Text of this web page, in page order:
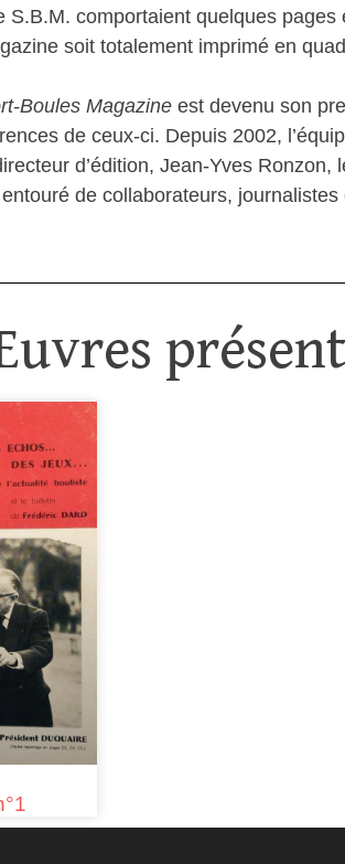
S.B.M. comportaient quelques
soit totalement imprimé en
Boules Magazine est devenu son
de ceux-ci. Depuis 2002,
d’édition, Jean-Yves
de collaborateurs,